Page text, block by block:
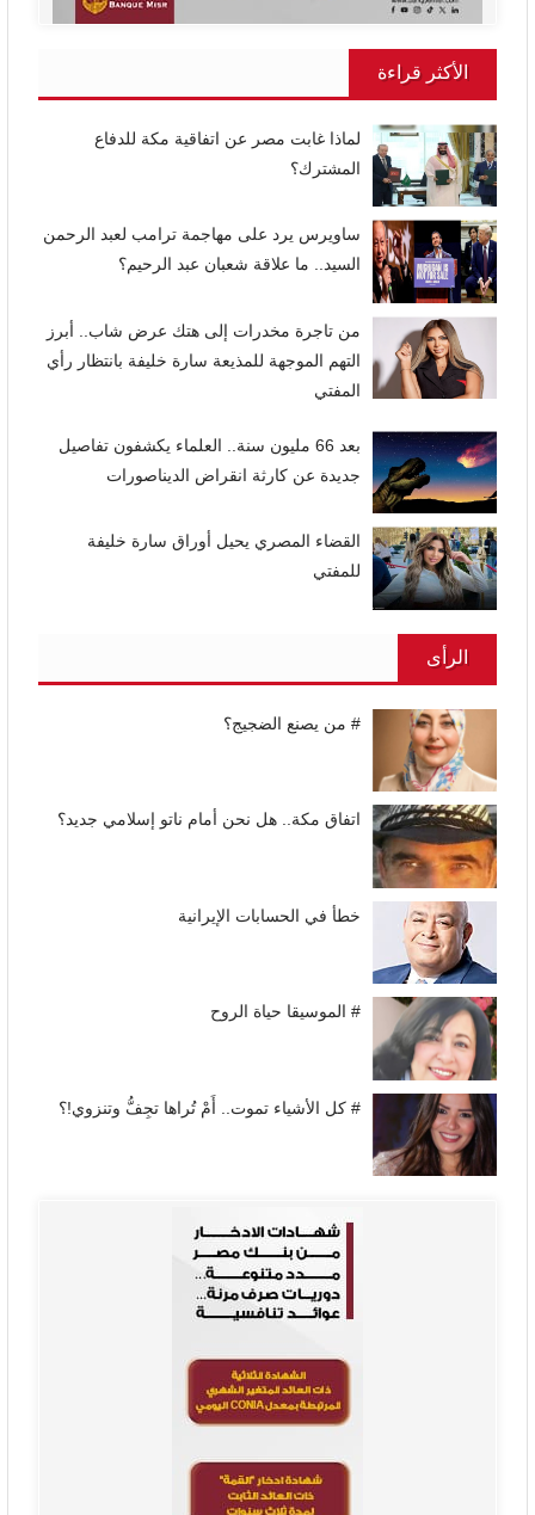
الأكثر قراءة
لماذا غابت مصر عن اتفاقية مكة للدفاع
المشترك؟
ساويرس يرد على مهاجمة ترامب لعبد الرحمن
السيد.. ما علاقة شعبان عبد الرحيم؟
من تاجرة مخدرات إلى هتك عرض شاب.. أبرز
التهم الموجهة للمذيعة سارة خليفة بانتظار رأي
المفتي
بعد 66 مليون سنة.. العلماء يكشفون تفاصيل
جديدة عن كارثة انقراض الديناصورات
القضاء المصري يحيل أوراق سارة خليفة
للمفتي
الرأى
# من يصنع الضجيج؟
اتفاق مكة.. هل نحن أمام ناتو إسلامي جديد؟
خطأ في الحسابات الإيرانية
# الموسيقا حياة الروح
# كل الأشياء تموت.. أَمْ تُراها تجِفُّ وتنزوي!؟